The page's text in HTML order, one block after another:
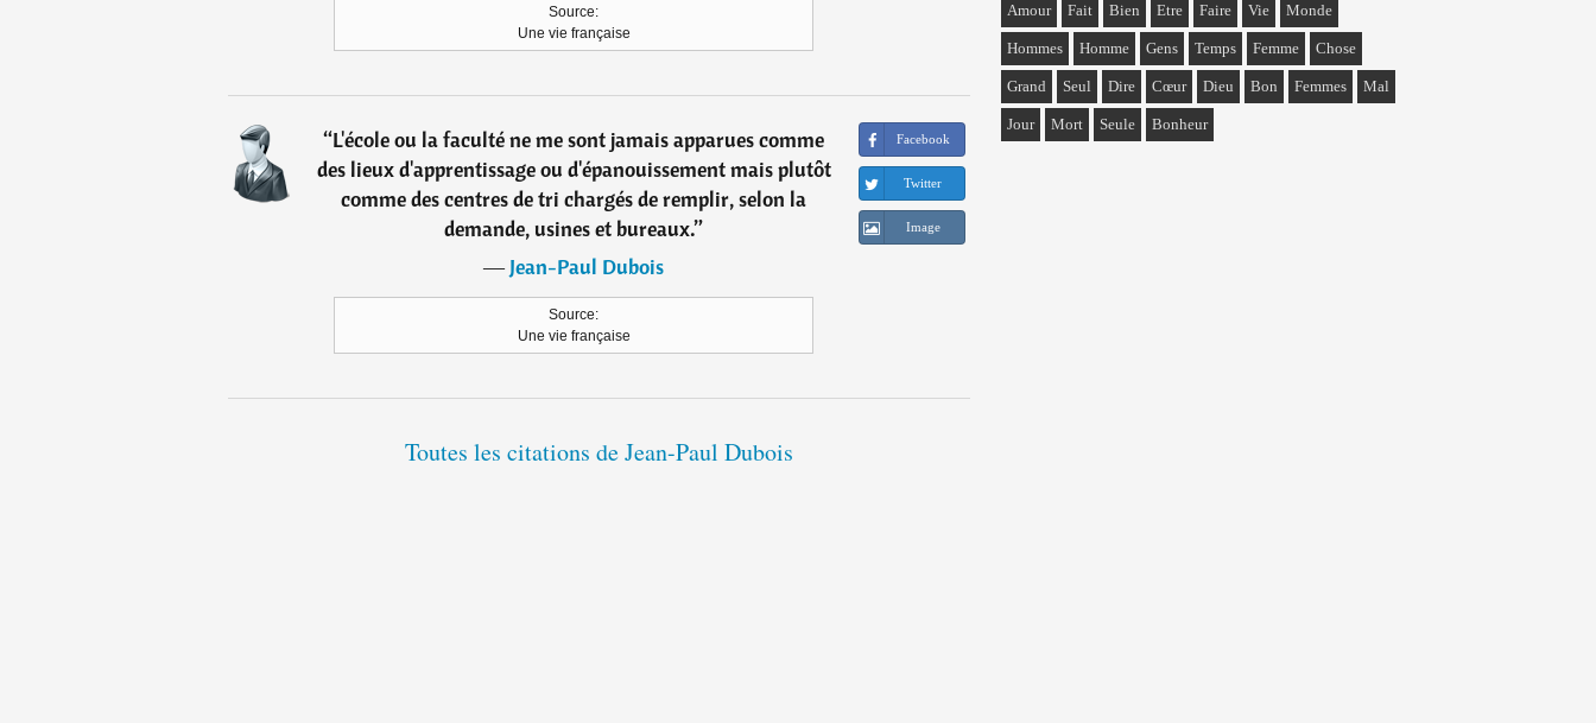
Source:
Une vie française
“L'école ou la faculté ne me sont jamais apparues comme
des lieux d'apprentissage ou d'épanouissement mais plutôt
comme des centres de tri chargés de remplir, selon la
demande, usines et bureaux.”
―Jean-Paul Dubois
Source:
Une vie française
Facebook
Twitter
Image
Toutes les citations de Jean-Paul Dubois
Amour Fait Bien Etre Faire Vie Monde
Hommes Homme Gens Temps Femme Chose
Grand Seul Dire Cœur Dieu Bon Femmes Mal
Jour Mort Seule Bonheur